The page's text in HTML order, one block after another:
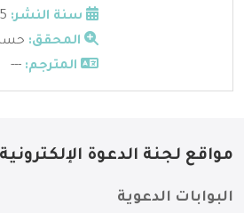
سنة النشر:
المحقق:
المترجم: ---
مواقع لجنة الدعوة الإلكترونية
البوابات الدعوية